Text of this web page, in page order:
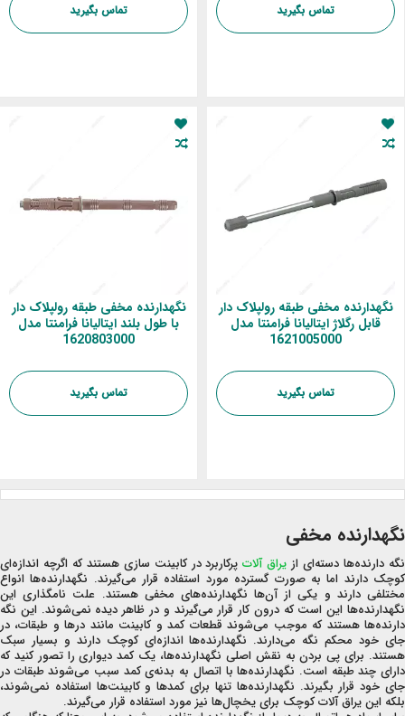
تماس بگیرید تماس بگیرید
نگهدارنده مخفی طبقه رولپلاک دار
قابل رگلاژ ایتالیانا فرامنتا مدل
1621005000
تماس بگیرید
نگهدارنده مخفی طبقه رولپلاک دار
با طول بلند ایتالیانا فرامنتا مدل
1620803000
تماس بگیرید
نگهدارنده مخفی
نگه دارنده‌ها دسته‌ای از یراق آلاتپرکاربرد در کابینت سازی هستند که اگرچه اندازه‌ای
کوچک دارند اما به صورت گسترده مورد استفاده قرار می‌گیرند. نگهدارنده‌ها انواع
مختلفی دارند و یکی از آن‌ها نگهدارنده‌های مخفی هستند. علت نامگذاری این
نگهدارنده‌ها این است که درون کار قرار می‌گیرند و در ظاهر دیده نمی‌شوند. این نگه
دارنده‌ها هستند که موجب می‌شوند قطعات کمد و کابینت مانند درها و طبقات، در
جای خود محکم نگه می‌دارند. نگهدارنده‌‌ها اندازه‌ای کوچک دارند و بسیار سبک
هستند. برای پی بردن به نقش اصلی نگهدارنده‌ها، یک کمد دیواری را تصور کنید که
دارای چند طبقه است. نگهدارنده‌ها با اتصال به بدنه‌ی کمد سبب می‌شوند طبقات در
جای خود قرار بگیرند. نگهدارنده‌ها تنها برای کمدها و کابینت‌ها استفاده نمی‌شوند،
بلکه این یراق آلات کوچک برای یخچال‌ها نیز مورد استفاده قرار می‌گیرند.